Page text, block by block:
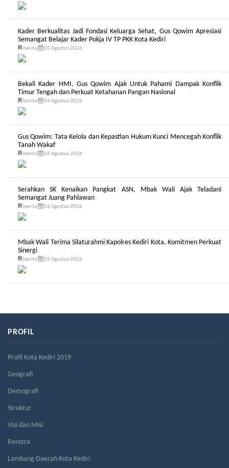
Kader Berkualitas Jadi Fondasi Keluarga Sehat, Gus Qowim Apresiasi
Semangat Belajar Kader Pokja IV TP PKK Kota Kediri
berita 05 Agustus 2026
Bekali Kader HMI, Gus Qowim Ajak Untuk Pahami Dampak Konflik
Timur Tengah dan Perkuat Ketahanan Pangan Nasional
berita 04 Agustus 2026
Gus Qowim: Tata Kelola dan Kepastian Hukum Kunci Mencegah Konflik
Tanah Wakaf
berita 04 Agustus 2026
Serahkan SK Kenaikan Pangkat ASN, Mbak Wali Ajak Teladani
Semangat Juang Pahlawan
berita 03 Agustus 2026
Mbak Wali Terima Silaturahmi Kapolres Kediri Kota, Komitmen Perkuat
Sinergi
berita 03 Agustus 2026
PROFIL
Profil Kota Kediri 2019
Geografi
Demografi
Struktur
Visi dan Misi
Renstra
Lambang Daerah Kota Kediri